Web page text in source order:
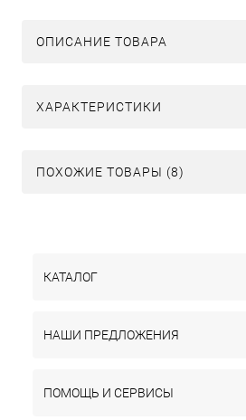
ОПИСАНИЕ ТОВАРА
ХАРАКТЕРИСТИКИ
ПОХОЖИЕ ТОВАРЫ (8)
КАТАЛОГ
НАШИ ПРЕДЛОЖЕНИЯ
ПОМОЩЬ И СЕРВИСЫ